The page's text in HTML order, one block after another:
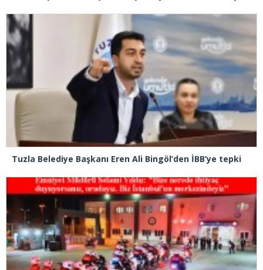
Tuzla Belediye Başkanı Eren Ali Bingöl’den İBB’ye tepki